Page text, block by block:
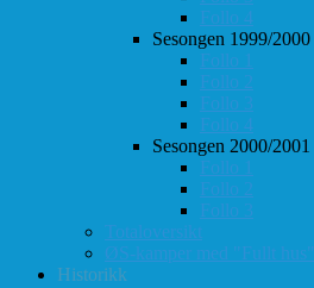
Follo 4
Sesongen 1999/2000
Follo 1
Follo 2
Follo 3
Follo 4
Sesongen 2000/2001
Follo 1
Follo 2
Follo 3
Totaloversikt
ØS-kamper med "Fullt hus"
Historikk